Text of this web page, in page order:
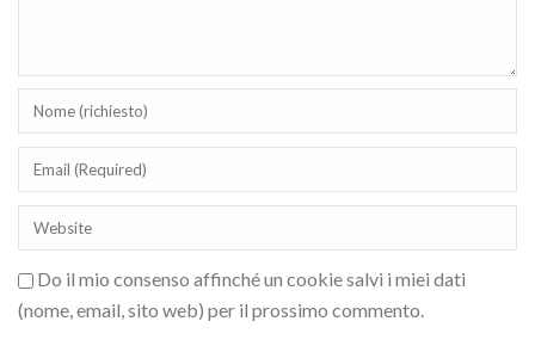
Do il mio consenso affinché un cookie salvi i miei dati
(nome, email, sito web) per il prossimo commento.